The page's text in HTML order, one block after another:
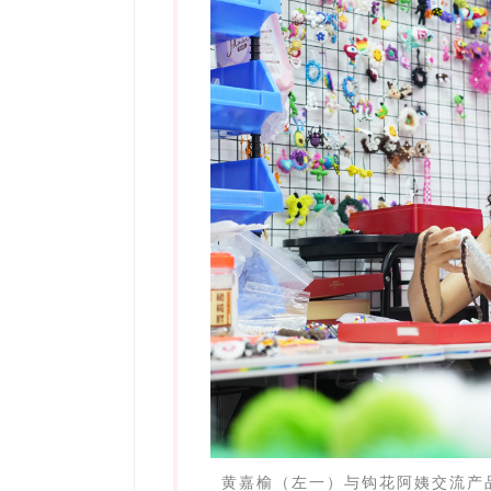
黄嘉榆（左一）与钩花阿姨交流产